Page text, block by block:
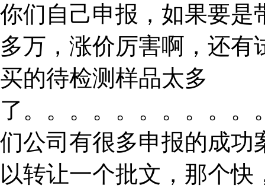
你们自己申报，如果要是
多万，涨价厉害啊，还
买的待检测样品太多
了。。。。。。。。。
们公司有很多申报的成功
以转让一个批文，那个